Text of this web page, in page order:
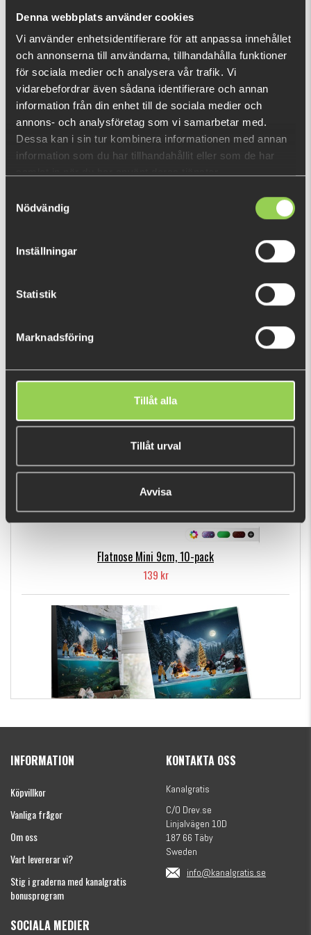
Denna webbplats använder cookies
Vi använder enhetsidentifierare för att anpassa innehållet
och annonserna till användarna, tillhandahålla funktioner
för sociala medier och analysera vår trafik. Vi
vidarebefordrar även sådana identifierare och annan
information från din enhet till de sociala medier och
annons- och analysföretag som vi samarbetar med.
Dessa kan i sin tur kombinera informationen med annan
information som du har tillhandahållit eller som de har
Nödvändig
Inställningar
Statistik
Marknadsföring
Tillåt alla
Tillåt urval
Avvisa
Vad är detta?
DU TITTADE NYLIGEN PÅ
Fåtal kvar
POPULÄRA PRODUKTER
Flatnose Mini 9cm, 10-pack
139 kr
(julkalender)
INFORMATION
Köpvillkor
Vanliga frågor
Om oss
Vart levererar vi?
Stig i graderna med kanalgratis
bonusprogram
KONTAKTA OSS
Kanalgratis
C/O Drev.se
Linjalvägen 10D
187 66 Täby
Sweden
info@kanalgratis.se
SOCIALA MEDIER